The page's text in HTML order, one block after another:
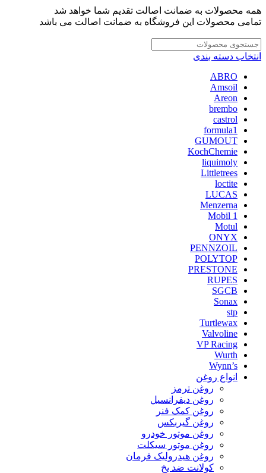
همه محصولات به ضمانت اصالت تقدیم شما خواهد شد
تمامی محصولات این فروشگاه به ضمانت اصالت می باشد
انتخاب دسته بندی
ABRO
Amsoil
Areon
brembo
castrol
formula1
GUMOUT
KochChemie
liquimoly
Littletrees
loctite
LUCAS
Menzerna
Mobil 1
Motul
ONYX
PENNZOIL
POLYTOP
PRESTONE
RUPES
SGCB
Sonax
stp
Turtlewax
Valvoline
VP Racing
Wurth
Wynn’s
انواع روغن
روغن ترمز
روغن دیفرانسیل
روغن کمک فنر
روغن گیربکس
روغن موتور خودرو
روغن موتور سیکلت
روغن هیدرولیک فرمان
کولانت ضد یخ